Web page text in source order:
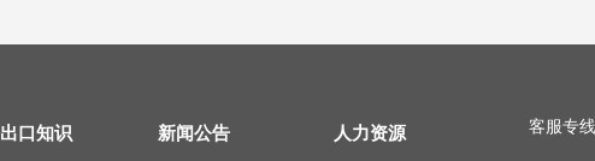
口知识 新闻公告 人力资源 客服专线